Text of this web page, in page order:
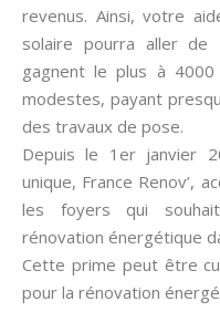
revenus. Ainsi, votre
solaire pourra aller
gagnent le plus à
modestes, payant
des travaux de pose.
Depuis le 1er janvier
unique, France Renov’,
les foyers qui
rénovation énergétique
Cette prime peut être
pour la rénovation